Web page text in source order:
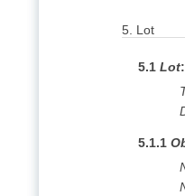
5. Lot
5.1Lot:
5.1.1